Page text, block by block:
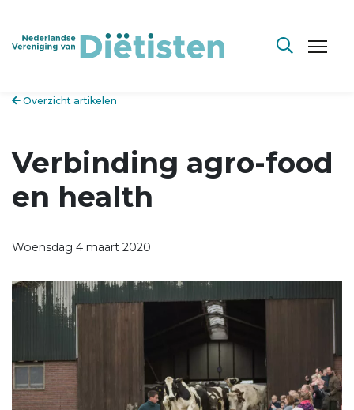
Overzicht artikelen
Verbinding agro-food
en health
Woensdag 4 maart 2020